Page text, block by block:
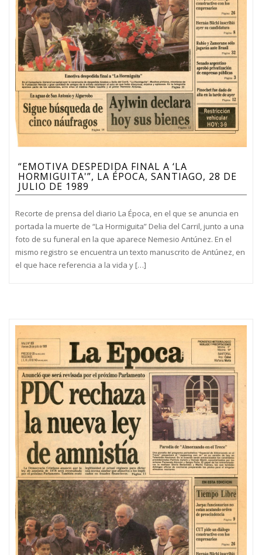
“EMOTIVA DESPEDIDA FINAL A ‘LA
HORMIGUITA'”, LA ÉPOCA, SANTIAGO, 28 DE
JULIO DE 1989
Recorte de prensa del diario La Época, en el que se anuncia en
portada la muerte de “La Hormiguita” Delia del Carril, junto a una
foto de su funeral en la que aparece Nemesio Antúnez. En el
mismo registro se encuentra un texto manuscrito de Antúnez, en
el que hace referencia a la vida y […]